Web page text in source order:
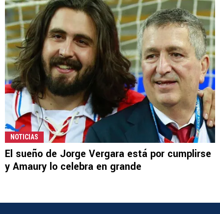
NOTICIAS
El sueño de Jorge Vergara está por cumplirse
y Amaury lo celebra en grande